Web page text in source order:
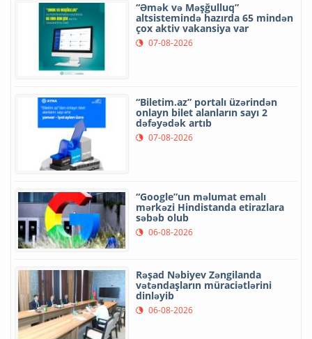
“Əmək və Məşğulluq”
altsistemində hazırda 65 mindən
çox aktiv vakansiya var
07-08-2026
“Biletim.az” portalı üzərindən
onlayn bilet alanların sayı 2
dəfəyədək artıb
07-08-2026
“Google”un məlumat emalı
mərkəzi Hindistanda etirazlara
səbəb olub
06-08-2026
Rəşad Nəbiyev Zəngilanda
vətəndaşların müraciətlərini
dinləyib
06-08-2026